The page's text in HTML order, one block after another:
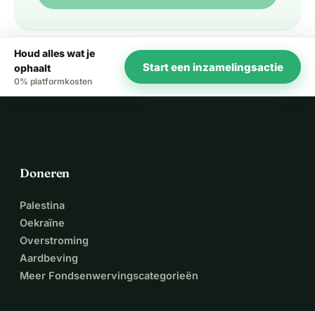
Houd alles wat je
ophaalt
0% platformkosten
Start een inzamelingsactie
Doneren
Palestina
Oekraïne
Overstroming
Aardbeving
Meer Fondsenwervingscategorieën